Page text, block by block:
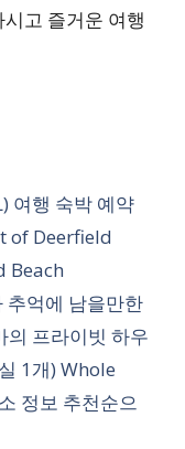
고 즐거운 여행
여행 숙박 예약
of Deerfield
Beach
추억에 남을만한
의 프라이빗 하우
1개) Whole
정보 추천순으